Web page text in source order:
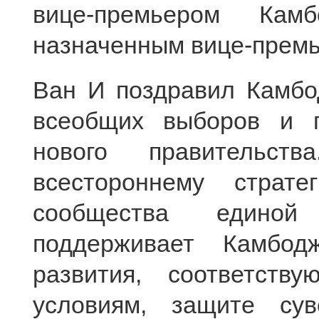
вице-премьером
назначенным вице-
Ван И поздравил
всеобщих выборов и
нового
всестороннему
сообщества
поддерживает
развития,
условиям, защите